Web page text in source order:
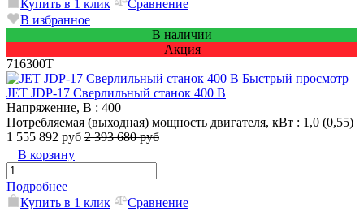
Купить в 1 клик
Сравнение
В избранное
В наличии
Акция
716300T
Быстрый просмотр
JET JDP-17 Сверлильный станок 400 В
Напряжение, В : 400
Потребляемая (выходная) мощность двигателя, кВт : 1,0 (0,55)
1 555 892 руб 2 393 680 руб
В корзину
Подробнее
Купить в 1 клик
Сравнение